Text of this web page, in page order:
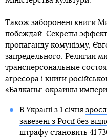
Також заборонені книги
побеждай. Секреты
пропаганду комунізму,
запредельного: Религии
трансперсональные
агресора і книги
«Балканы: окраины
В Україні з 1 січня
завезені з Росії без
штрафу становить 41